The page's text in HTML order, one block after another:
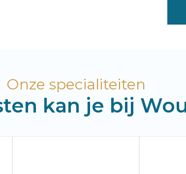
Onze specialiteiten
kan je bij